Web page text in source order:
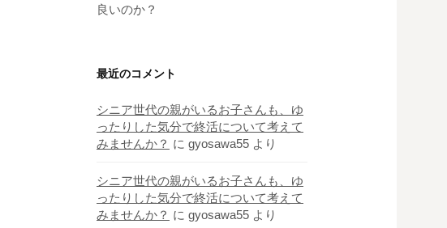
良いのか？
最近のコメント
シニア世代の親がいるお子さんも、ゆ
ったりした気分で終活について考えて
みませんか？ に gyosawa55 より
シニア世代の親がいるお子さんも、ゆ
ったりした気分で終活について考えて
みませんか？ に gyosawa55 より